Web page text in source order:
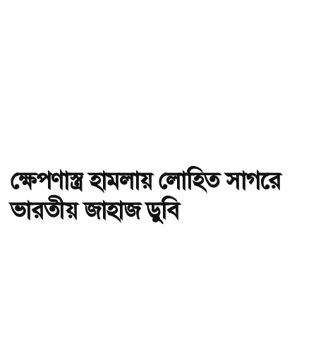
ক্ষেপণাস্ত্র হামলায় লোহিত সাগরে
ভারতীয় জাহাজ ডুবি